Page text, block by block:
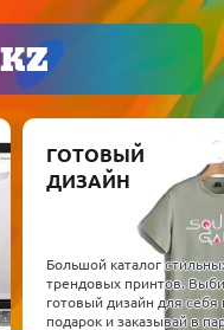
ГОТОВЫЙ
ДИЗАЙН
Большой каталог
трендовых принтов.
готовый дизайн для себя
подарок и заказывай в